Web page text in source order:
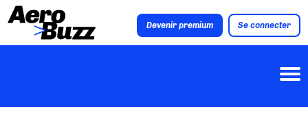
Devenir premium Se connecter